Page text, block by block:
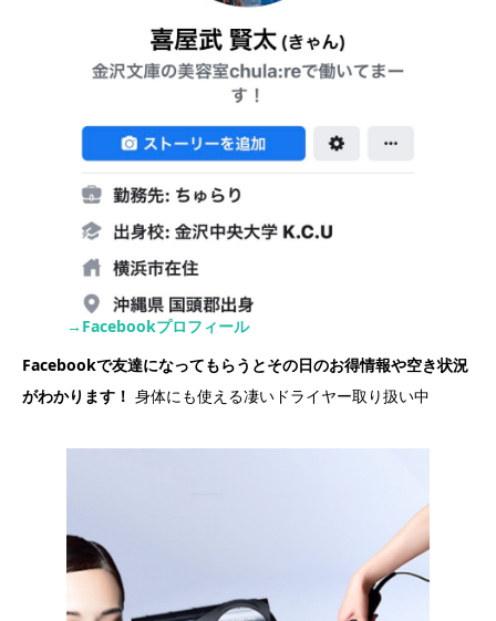
→Facebookプロフィール
Facebookで友達になってもらうとその日のお得情報や空き状況
がわかります！ 身体にも使える凄いドライヤー取り扱い中